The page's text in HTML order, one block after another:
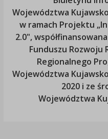
Województwa
w ramach Projektu
2.0",
Funduszu Rozwoju
Regionalnego
Województwa
2020 i ze
Województwa